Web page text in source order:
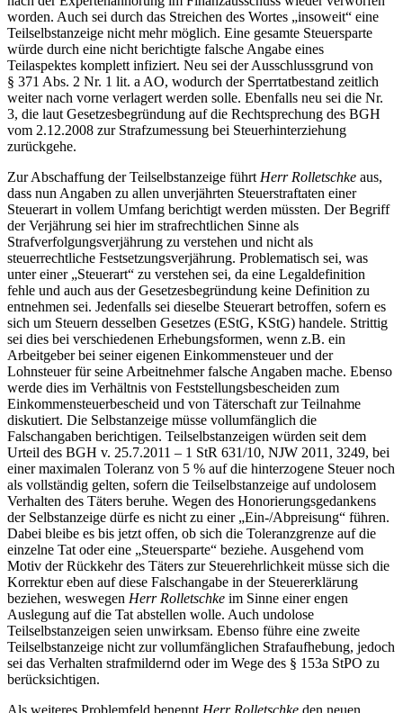
worden. Auch sei durch das Streichen des Wortes „insoweit“ eine
Teilselbstanzeige nicht mehr möglich. Eine gesamte Steuersparte
würde durch eine nicht berichtigte falsche Angabe eines
Teilaspektes komplett infiziert. Neu sei der Ausschlussgrund von
§ 371 Abs. 2 Nr. 1 lit. a AO, wodurch der Sperrtatbestand zeitlich
weiter nach vorne verlagert werden solle. Ebenfalls neu sei die Nr.
3, die laut Gesetzesbegründung auf die Rechtsprechung des BGH
vom 2.12.2008 zur Strafzumessung bei Steuerhinterziehung
zurückgehe.
Zur Abschaffung der Teilselbstanzeige führt Herr Rolletschke aus,
dass nun Angaben zu allen unverjährten Steuerstraftaten einer
Steuerart in vollem Umfang berichtigt werden müssten. Der Begriff
der Verjährung sei hier im strafrechtlichen Sinne als
Strafverfolgungsverjährung zu verstehen und nicht als
steuerrechtliche Festsetzungsverjährung. Problematisch sei, was
unter einer „Steuerart“ zu verstehen sei, da eine Legaldefinition
fehle und auch aus der Gesetzesbegründung keine Definition zu
entnehmen sei. Jedenfalls sei dieselbe Steuerart betroffen, sofern es
sich um Steuern desselben Gesetzes (EStG, KStG) handele. Strittig
sei dies bei verschiedenen Erhebungsformen, wenn z.B. ein
Arbeitgeber bei seiner eigenen Einkommensteuer und der
Lohnsteuer für seine Arbeitnehmer falsche Angaben mache. Ebenso
werde dies im Verhältnis von Feststellungsbescheiden zum
Einkommensteuerbescheid und von Täterschaft zur Teilnahme
diskutiert. Die Selbstanzeige müsse vollumfänglich die
Falschangaben berichtigen. Teilselbstanzeigen würden seit dem
Urteil des BGH v. 25.7.2011 – 1 StR 631/10, NJW 2011, 3249, bei
einer maximalen Toleranz von 5 % auf die hinterzogene Steuer noch
als vollständig gelten, sofern die Teilselbstanzeige auf undolosem
Verhalten des Täters beruhe. Wegen des Honorierungsgedankens
der Selbstanzeige dürfe es nicht zu einer „Ein-/Abpreisung“ führen.
Dabei bleibe es bis jetzt offen, ob sich die Toleranzgrenze auf die
einzelne Tat oder eine „Steuersparte“ beziehe. Ausgehend vom
Motiv der Rückkehr des Täters zur Steuerehrlichkeit müsse sich die
Korrektur eben auf diese Falschangabe in der Steuererklärung
beziehen, weswegen Herr Rolletschke im Sinne einer engen
Auslegung auf die Tat abstellen wolle. Auch undolose
Teilselbstanzeigen seien unwirksam. Ebenso führe eine zweite
Teilselbstanzeige nicht zur vollumfänglichen Strafaufhebung, jedoch
sei das Verhalten strafmildernd oder im Wege des § 153a StPO zu
berücksichtigen.
Als weiteres Problemfeld benennt Herr Rolletschke den neuen